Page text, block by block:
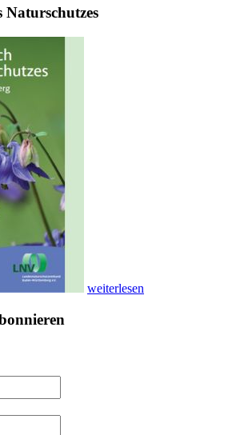
Naturschutzes
weiterlesen